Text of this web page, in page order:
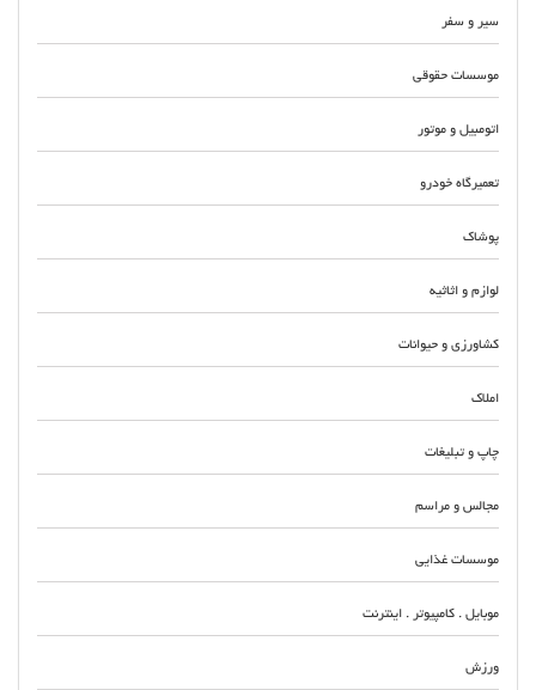
سیر و سفر
موسسات حقوقی
اتومبیل و موتور
تعمیرگاه خودرو
پوشاک
لوازم و اثاثیه
کشاورزی و حیوانات
املاک
چاپ و تبلیغات
مجالس و مراسم
موسسات غذایی
موبایل . کامپیوتر . اینترنت
ورزش